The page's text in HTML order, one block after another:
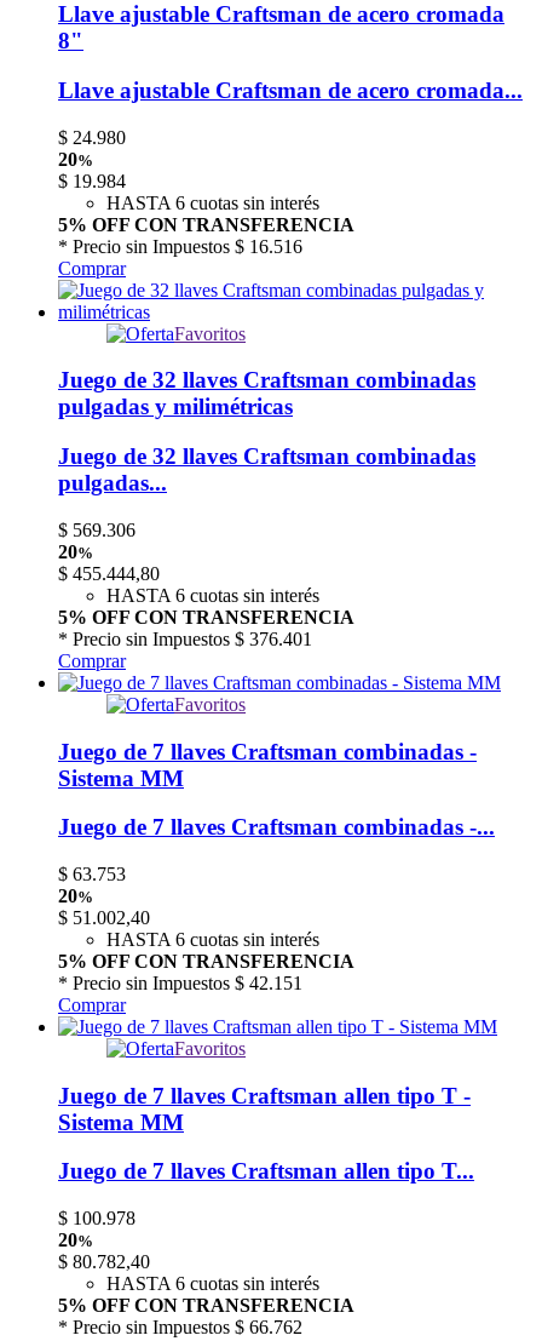
Llave ajustable Craftsman de acero cromada
8"
Llave ajustable Craftsman de acero cromada...
$ 24.980
20%
$ 19.984
HASTA 6 cuotas sin interés
5% OFF CON TRANSFERENCIA
* Precio sin Impuestos $ 16.516
Comprar
Favoritos
Juego de 32 llaves Craftsman combinadas
pulgadas y milimétricas
Juego de 32 llaves Craftsman combinadas
pulgadas...
$ 569.306
20%
$ 455.444,80
HASTA 6 cuotas sin interés
5% OFF CON TRANSFERENCIA
* Precio sin Impuestos $ 376.401
Comprar
Favoritos
Juego de 7 llaves Craftsman combinadas -
Sistema MM
Juego de 7 llaves Craftsman combinadas -...
$ 63.753
20%
$ 51.002,40
HASTA 6 cuotas sin interés
5% OFF CON TRANSFERENCIA
* Precio sin Impuestos $ 42.151
Comprar
Favoritos
Juego de 7 llaves Craftsman allen tipo T -
Sistema MM
Juego de 7 llaves Craftsman allen tipo T...
$ 100.978
20%
$ 80.782,40
HASTA 6 cuotas sin interés
5% OFF CON TRANSFERENCIA
* Precio sin Impuestos $ 66.762